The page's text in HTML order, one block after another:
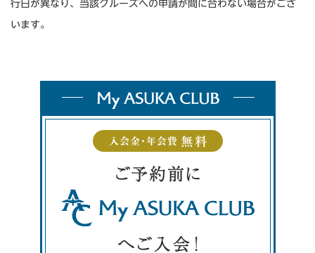
行日が異なり、当該クルーズへの申請が間に合わない場合がござ
います。